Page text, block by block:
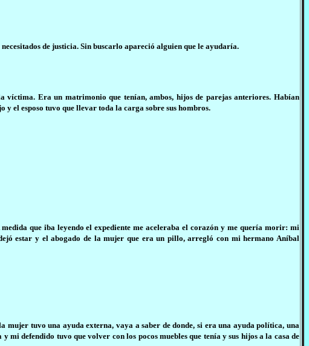
de justicia. Sin buscarlo apareció alguien que le ayudaría.
víctima. Era un matrimonio que tenían, ambos, hijos de parejas anteriores. Habían
y el esposo tuvo que llevar toda la carga sobre sus hombros.
que iba leyendo el expediente me aceleraba el corazón y me quería morir: mi
estar y el abogado de la mujer que era un pillo, arregló con mi hermano Aníbal
mujer tuvo una ayuda externa, vaya a saber de donde, si era una ayuda política, una
defendido tuvo que volver con los pocos muebles que tenía y sus hijos a la casa de